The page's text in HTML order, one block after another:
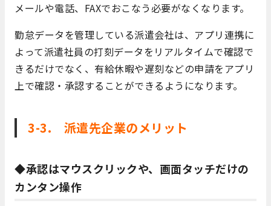
メールや電話、FAXでおこなう必要がなくなります。
勤怠データを管理している派遣会社は、アプリ連携に
よって派遣社員の打刻データをリアルタイムで確認で
きるだけでなく、有給休暇や遅刻などの申請をアプリ
上で確認・承認することができるようになります。
3-3. 派遣先企業のメリット
◆承認はマウスクリックや、画面タッチだけの
カンタン操作